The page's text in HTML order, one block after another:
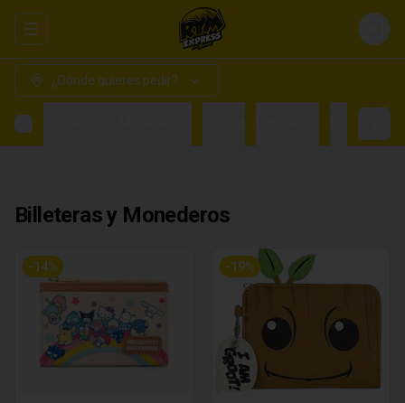
Abrir menu de navegación Login
¿Dónde quieres pedir?
Billeteras y Monederos
-14% -19%